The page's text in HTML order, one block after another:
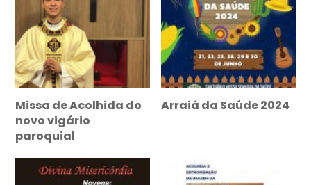
Missa de Acolhida do
novo vigário
paroquial
Arraiá da Saúde 2024